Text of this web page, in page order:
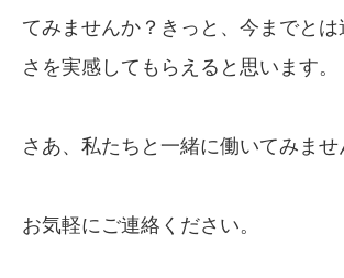
てみませんか？きっと、今までとは
さを実感してもらえると思います。
さあ、私たちと一緒に働いてみませ
お気軽にご連絡ください。